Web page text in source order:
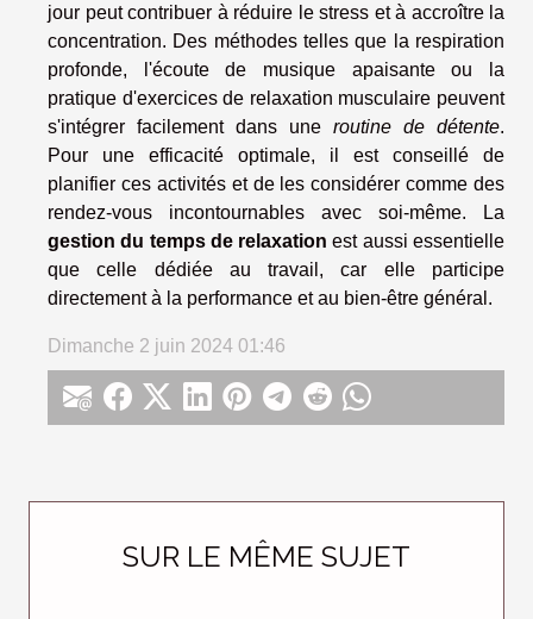
SUR LE MÊME SUJET
jour peut contribuer à réduire le stress et à accroître la
concentration. Des méthodes telles que la respiration
profonde, l'écoute de musique apaisante ou la
pratique d'exercices de relaxation musculaire peuvent
s'intégrer facilement dans une routine de détente.
Pour une efficacité optimale, il est conseillé de
planifier ces activités et de les considérer comme des
rendez-vous incontournables avec soi-même. La
gestion du temps de relaxation est aussi essentielle
que celle dédiée au travail, car elle participe
directement à la performance et au bien-être général.
Dimanche 2 juin 2024 01:46